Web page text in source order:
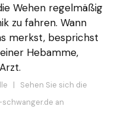
Wehen regelmäßig
zu fahren. Wann
merkst, besprichst
Hebamme,
| Sehen Sie sich die
an